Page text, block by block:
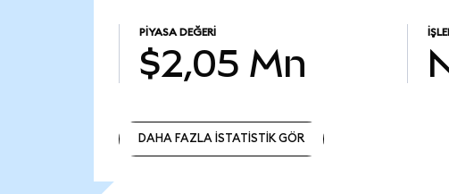
PIYASA DEĞERI
$2,05 Mn
DAHA FAZLA İSTATİSTİK GÖR